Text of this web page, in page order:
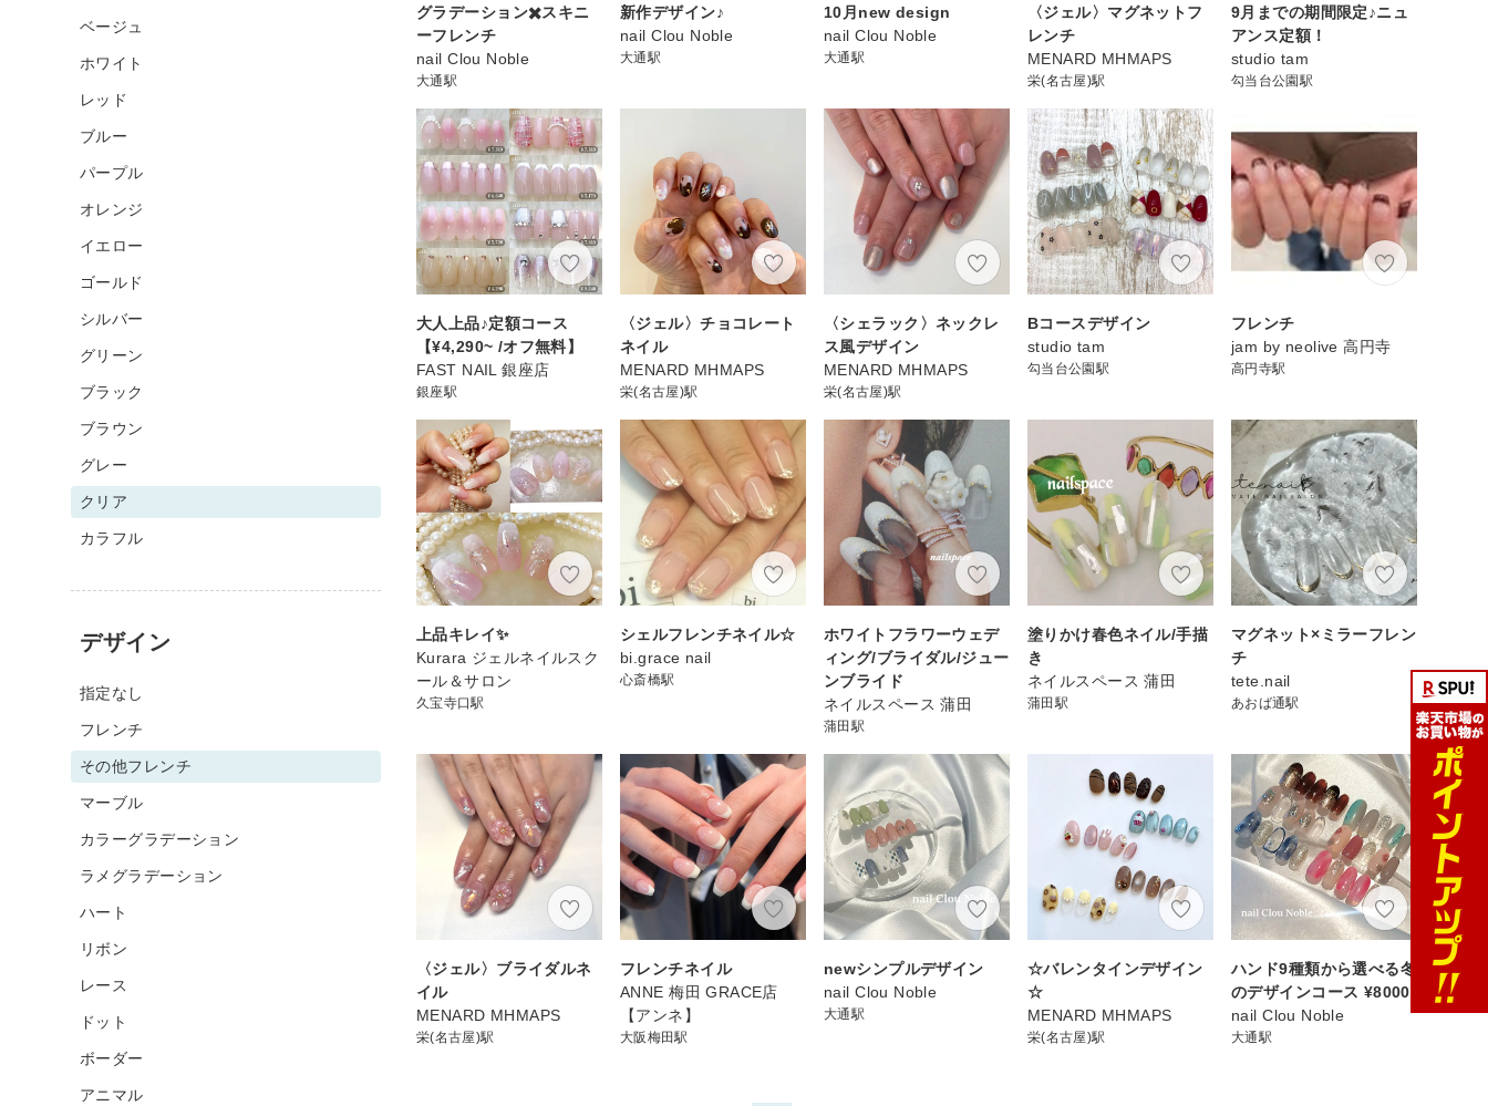
グラデーション✖️スキニ
ーフレンチ
nail Clou Noble
大通駅
新作デザイン♪
nail Clou Noble
大通駅
10月new design
nail Clou Noble
大通駅
〈ジェル〉マグネットフ
レンチ
MENARD MHMAPS
栄(名古屋)駅
9月までの期間限定♪ニュ
アンス定額！
studio tam
勾当台公園駅
大人上品♪定額コース
【¥4,290~ /オフ無料】
FAST NAIL 銀座店
銀座駅
〈ジェル〉チョコレート
ネイル
MENARD MHMAPS
栄(名古屋)駅
〈シェラック〉ネックレ
ス風デザイン
MENARD MHMAPS
栄(名古屋)駅
Bコースデザイン
studio tam
勾当台公園駅
フレンチ
jam by neolive 高円寺
高円寺駅
上品キレイ✨
Kurara ジェルネイルスク
ール＆サロン
久宝寺口駅
シェルフレンチネイル☆
bi.grace nail
心斎橋駅
ホワイトフラワーウェデ
ィング/ブライダル/ジュー
ンブライド
ネイルスペース 蒲田
蒲田駅
塗りかけ春色ネイル/手描
き
ネイルスペース 蒲田
蒲田駅
マグネット×ミラーフレン
チ
tete.nail
あおば通駅
〈ジェル〉ブライダルネ
イル
MENARD MHMAPS
栄(名古屋)駅
フレンチネイル
ANNE 梅田 GRACE店
【アンネ】
大阪梅田駅
newシンプルデザイン
nail Clou Noble
大通駅
☆バレンタインデザイン
☆
MENARD MHMAPS
栄(名古屋)駅
ハンド9種類から選べる冬
のデザインコース ¥8000
nail Clou Noble
大通駅
ベージュ
ホワイト
レッド
ブルー
パープル
オレンジ
イエロー
ゴールド
シルバー
グリーン
ブラック
ブラウン
グレー
クリア
カラフル
デザイン
指定なし
フレンチ
その他フレンチ
マーブル
カラーグラデーション
ラメグラデーション
ハート
リボン
レース
ドット
ボーダー
アニマル